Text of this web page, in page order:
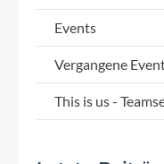
Events
Vergangene
This is us -